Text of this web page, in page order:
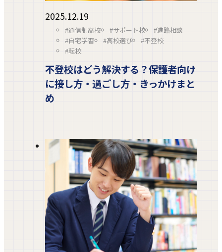
2025.12.19
#通信制高校 #サポート校
#進路相談
#自宅学習
#高校選び
#不登校
#転校
不登校はどう解決する？保護者向け
に接し方・過ごし方・きっかけまと
め